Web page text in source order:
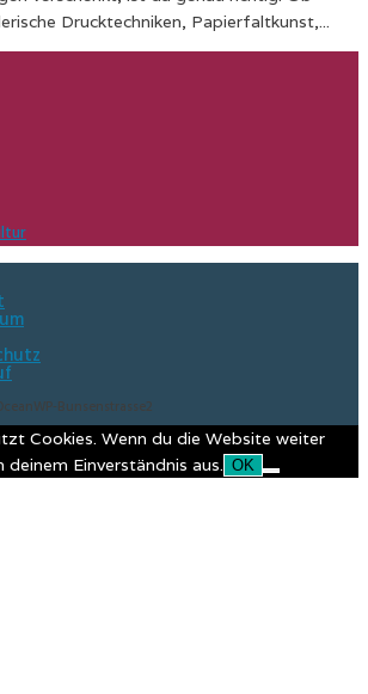
Drucktechniken, Papierfaltkunst,...
Bunsenstrasse2
Cookies. Wenn du die Website weiter
Einverständnis aus. OK